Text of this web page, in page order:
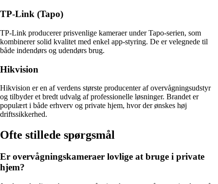
TP-Link (Tapo)
TP-Link producerer prisvenlige kameraer under Tapo-serien, som
kombinerer solid kvalitet med enkel app-styring. De er velegnede til
både indendørs og udendørs brug.
Hikvision
Hikvision er en af verdens største producenter af overvågningsudstyr
og tilbyder et bredt udvalg af professionelle løsninger. Brandet er
populært i både erhverv og private hjem, hvor der ønskes høj
driftssikkerhed.
Ofte stillede spørgsmål
Er overvågningskameraer lovlige at bruge i private
hjem?